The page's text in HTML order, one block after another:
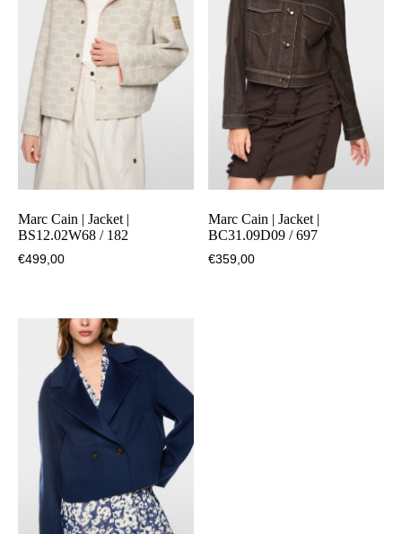
Marc Cain | Jacket |
BS12.02W68 / 182
€499,00
Marc Cain | Jacket |
BC31.09D09 / 697
€359,00